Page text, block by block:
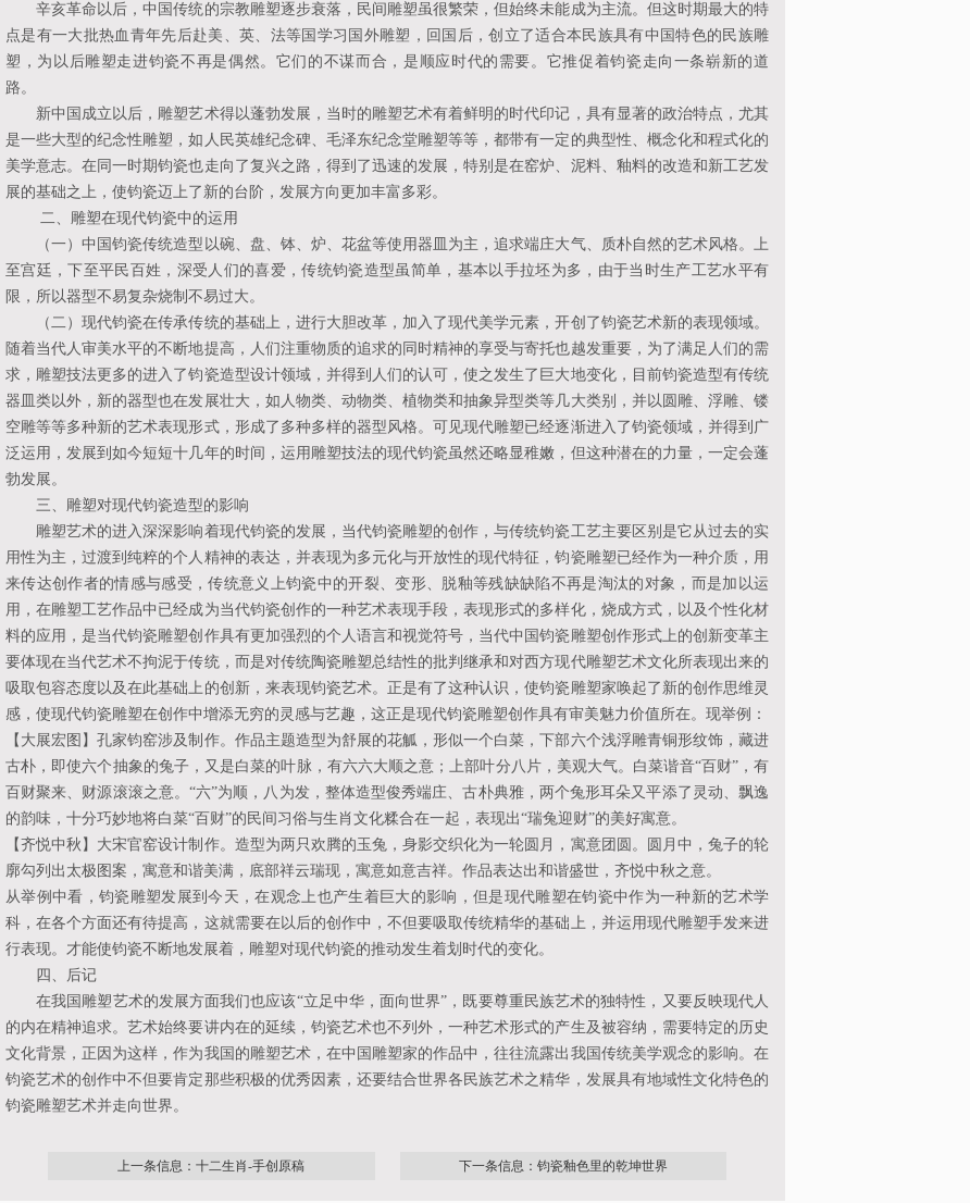
辛亥革命以后，中国传统的宗教雕塑逐步衰落，民间雕塑虽很繁荣，但始终未能成为主流。但这时期最大的特
点是有一大批热血青年先后赴美、英、法等国学习国外雕塑，回国后，创立了适合本民族具有中国特色的民族雕
塑，为以后雕塑走进钧瓷不再是偶然。它们的不谋而合，是顺应时代的需要。它推促着钧瓷走向一条崭新的道
路。
新中国成立以后，雕塑艺术得以蓬勃发展，当时的雕塑艺术有着鲜明的时代印记，具有显著的政治特点，尤其
是一些大型的纪念性雕塑，如人民英雄纪念碑、毛泽东纪念堂雕塑等等，都带有一定的典型性、概念化和程式化的
美学意志。在同一时期钧瓷也走向了复兴之路，得到了迅速的发展，特别是在窑炉、泥料、釉料的改造和新工艺发
展的基础之上，使钧瓷迈上了新的台阶，发展方向更加丰富多彩。
二、雕塑在现代钧瓷中的运用
（一）中国钧瓷传统造型以碗、盘、钵、炉、花盆等使用器皿为主，追求端庄大气、质朴自然的艺术风格。上
至宫廷，下至平民百姓，深受人们的喜爱，传统钧瓷造型虽简单，基本以手拉坯为多，由于当时生产工艺水平有
限，所以器型不易复杂烧制不易过大。
（二）现代钧瓷在传承传统的基础上，进行大胆改革，加入了现代美学元素，开创了钧瓷艺术新的表现领域。
随着当代人审美水平的不断地提高，人们注重物质的追求的同时精神的享受与寄托也越发重要，为了满足人们的需
求，雕塑技法更多的进入了钧瓷造型设计领域，并得到人们的认可，使之发生了巨大地变化，目前钧瓷造型有传统
器皿类以外，新的器型也在发展壮大，如人物类、动物类、植物类和抽象异型类等几大类别，并以圆雕、浮雕、镂
空雕等等多种新的艺术表现形式，形成了多种多样的器型风格。可见现代雕塑已经逐渐进入了钧瓷领域，并得到广
泛运用，发展到如今短短十几年的时间，运用雕塑技法的现代钧瓷虽然还略显稚嫩，但这种潜在的力量，一定会蓬
勃发展。
三、雕塑对现代钧瓷造型的影响
雕塑艺术的进入深深影响着现代钧瓷的发展，当代钧瓷雕塑的创作，与传统钧瓷工艺主要区别是它从过去的实
用性为主，过渡到纯粹的个人精神的表达，并表现为多元化与开放性的现代特征，钧瓷雕塑已经作为一种介质，用
来传达创作者的情感与感受，传统意义上钧瓷中的开裂、变形、脱釉等残缺缺陷不再是淘汰的对象，而是加以运
用，在雕塑工艺作品中已经成为当代钧瓷创作的一种艺术表现手段，表现形式的多样化，烧成方式，以及个性化材
料的应用，是当代钧瓷雕塑创作具有更加强烈的个人语言和视觉符号，当代中国钧瓷雕塑创作形式上的创新变革主
要体现在当代艺术不拘泥于传统，而是对传统陶瓷雕塑总结性的批判继承和对西方现代雕塑艺术文化所表现出来的
吸取包容态度以及在此基础上的创新，来表现钧瓷艺术。正是有了这种认识，使钧瓷雕塑家唤起了新的创作思维灵
感，使现代钧瓷雕塑在创作中增添无穷的灵感与艺趣，这正是现代钧瓷雕塑创作具有审美魅力价值所在。现举例：
【大展宏图】孔家钧窑涉及制作。作品主题造型为舒展的花觚，形似一个白菜，下部六个浅浮雕青铜形纹饰，藏进
古朴，即使六个抽象的兔子，又是白菜的叶脉，有六六大顺之意；上部叶分八片，美观大气。白菜谐音“百财”，有
百财聚来、财源滚滚之意。“六”为顺，八为发，整体造型俊秀端庄、古朴典雅，两个兔形耳朵又平添了灵动、飘逸
的韵味，十分巧妙地将白菜“百财”的民间习俗与生肖文化糅合在一起，表现出“瑞兔迎财”的美好寓意。
【齐悦中秋】大宋官窑设计制作。造型为两只欢腾的玉兔，身影交织化为一轮圆月，寓意团圆。圆月中，兔子的轮
廓勾列出太极图案，寓意和谐美满，底部祥云瑞现，寓意如意吉祥。作品表达出和谐盛世，齐悦中秋之意。
从举例中看，钧瓷雕塑发展到今天，在观念上也产生着巨大的影响，但是现代雕塑在钧瓷中作为一种新的艺术学
科，在各个方面还有待提高，这就需要在以后的创作中，不但要吸取传统精华的基础上，并运用现代雕塑手发来进
行表现。才能使钧瓷不断地发展着，雕塑对现代钧瓷的推动发生着划时代的变化。
四、后记
在我国雕塑艺术的发展方面我们也应该“立足中华，面向世界”，既要尊重民族艺术的独特性，又要反映现代人
的内在精神追求。艺术始终要讲内在的延续，钧瓷艺术也不列外，一种艺术形式的产生及被容纳，需要特定的历史
文化背景，正因为这样，作为我国的雕塑艺术，在中国雕塑家的作品中，往往流露出我国传统美学观念的影响。在
钧瓷艺术的创作中不但要肯定那些积极的优秀因素，还要结合世界各民族艺术之精华，发展具有地域性文化特色的
钧瓷雕塑艺术并走向世界。
上一条信息：十二生肖-手创原稿 下一条信息：钧瓷釉色里的乾坤世界